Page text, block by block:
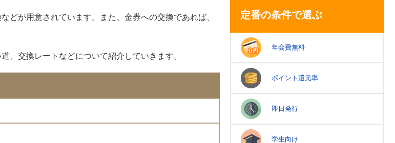
どが用意されています。また、金券への交換であれば、
、交換レートなどについて紹介していきます。
定番の条件で選ぶ
年会費無料
ポイント還元率
即日発行
学生向け